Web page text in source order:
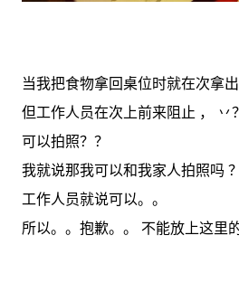
当我把食物拿回桌位时就在次拿
但工作人员在次上前来阻止 ， 丷
可以拍照？？
我就说那我可以和我家人拍照吗 ？
工作人员就说可以。。
所以。。抱歉。。 不能放上这里